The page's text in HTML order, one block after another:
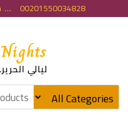
… 00201550034828
ليالي